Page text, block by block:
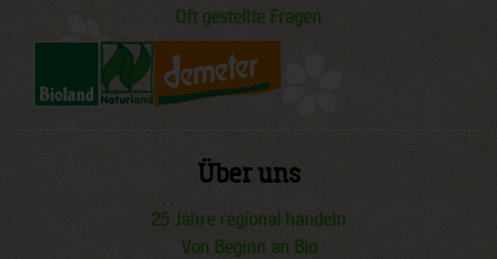
Oft gestellte Fragen
Über uns
25 Jahre regional handeln
Von Beginn an Bio